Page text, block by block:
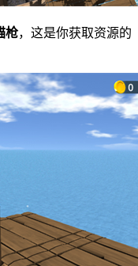
枪，这是你获取资源的